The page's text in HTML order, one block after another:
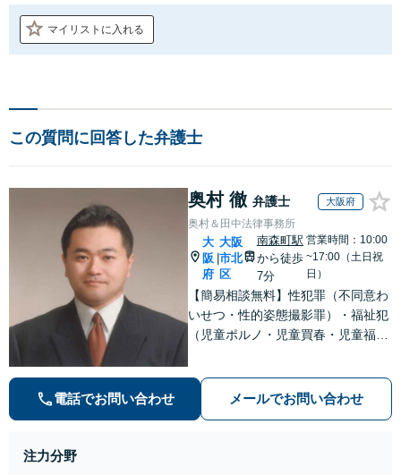
マイリストに入れる
この質問に回答した弁護士
奥村 徹 弁護士 大阪府
奥村＆田中法律事務所
大
阪
府
大阪
市北
区
南森町駅
から徒歩
7分
営業時間：10:00
~17:00（土日祝
日）
【簡易相談無料】性犯罪（不同意わ
いせつ・性的姿態撮影罪）・福祉犯
（児童ポルノ・児童買春・児童福祉
等）に非常に詳しい弁護士です
電話でお問い合わせ メールでお問い合わせ
注力分野